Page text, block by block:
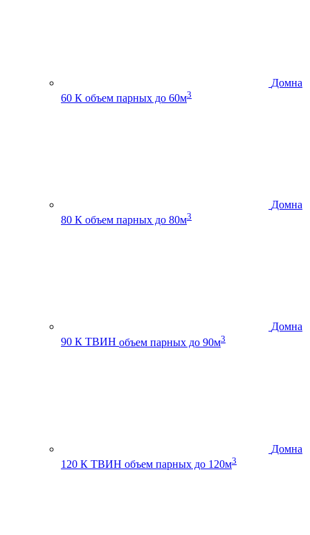
Домна
60 К объем парных до 60м3
Домна
80 К объем парных до 80м3
Домна
90 К ТВИН объем парных до 90м3
Домна
120 К ТВИН объем парных до 120м3